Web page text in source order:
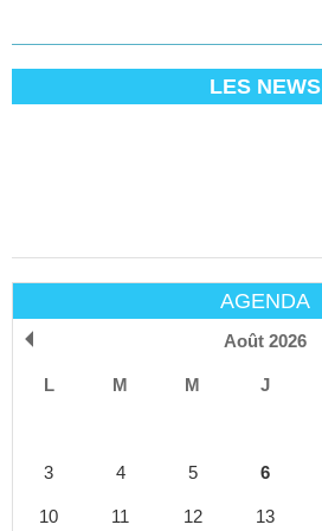
LES NEWS
AGENDA
Août 2026
L M M J
3 4 5 6
10 11 12 13